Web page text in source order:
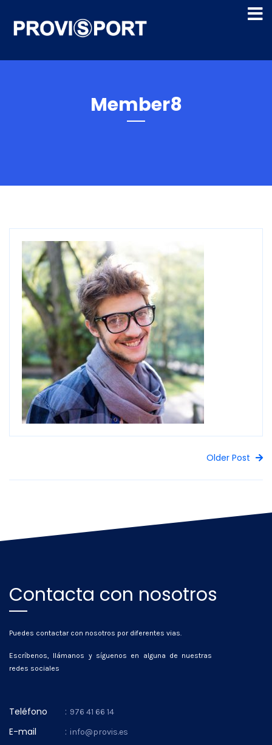
Member8
Older Post
Contacta con nosotros
Puedes contactar con nosotros por diferentes vias.
Escríbenos, llámanos y síguenos en alguna de nuestras
redes sociales
Teléfono : 976 41 66 14
E-mail : info@provis.es